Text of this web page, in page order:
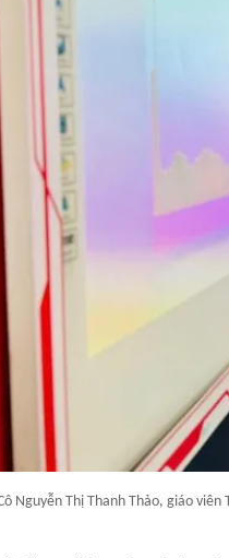
Nguyễn Thị Thanh Thảo, giáo